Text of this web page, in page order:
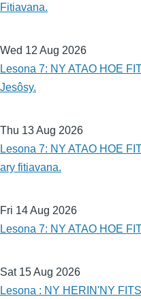
Fitiavana.
Wed 12 Aug 2026
Lesona 7: NY ATAO HOE
Jesôsy.
Thu 13 Aug 2026
Lesona 7: NY ATAO HOE
ary fitiavana.
Fri 14 Aug 2026
Lesona 7: NY ATAO HOE
Sat 15 Aug 2026
Lesona : NY HERIN'NY